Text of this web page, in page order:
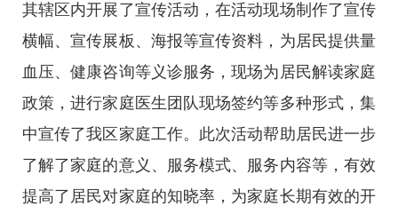
其辖区内开展了宣传活动，在活动现场制作了宣传
横幅、宣传展板、海报等宣传资料，为居民提供量
血压、健康咨询等义诊服务，现场为居民解读家庭
政策，进行家庭医生团队现场签约等多种形式，集
中宣传了我区家庭工作。此次活动帮助居民进一步
了解了家庭的意义、服务模式、服务内容等，有效
提高了居民对家庭的知晓率，为家庭长期有效的开